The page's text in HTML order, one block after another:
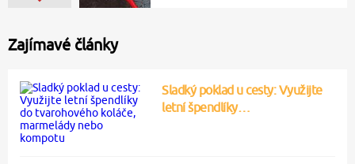
Zajímavé články
Sladký poklad u cesty: Využijte
letní špendlíky…